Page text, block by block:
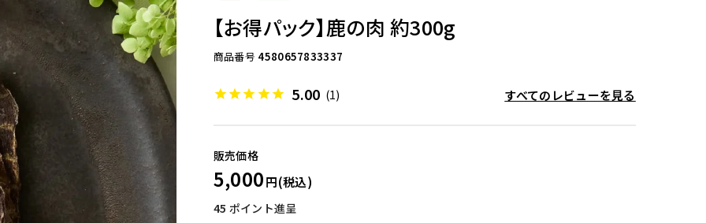
【お得パック】鹿の肉 約300g
商品番号 4580657833337
5.00 (1) すべてのレビューを見る
5,000
45 ポイント進呈